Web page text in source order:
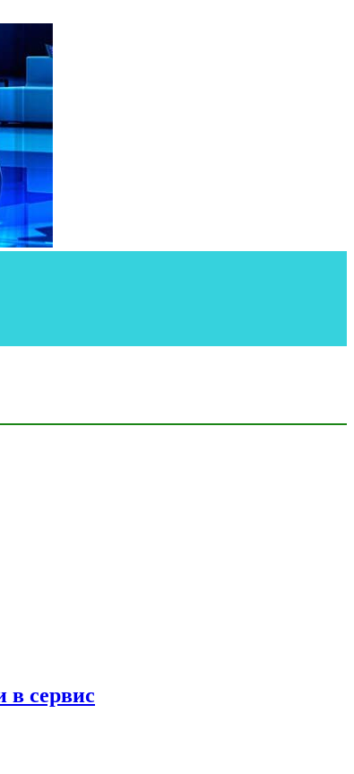
в сервис